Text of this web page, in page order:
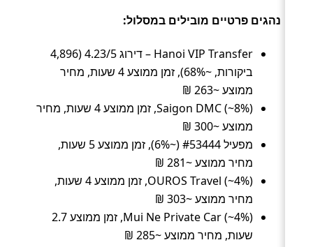
נהגים פרטיים מובילים במסלול:
Hanoi VIP Transfer – דירוג 4.23/5 (4,896
ביקורות, ~68%), זמן ממוצע 4 שעות, מחיר
ממוצע ~263 ₪
Saigon DMC (~8%), זמן ממוצע 4 שעות, מחיר
ממוצע ~300 ₪
מפעיל #53444 (~6%), זמן ממוצע 5 שעות,
מחיר ממוצע ~281 ₪
OUROS Travel (~4%), זמן ממוצע 4 שעות,
מחיר ממוצע ~303 ₪
Mui Ne Private Car (~4%), זמן ממוצע 2.7
שעות, מחיר ממוצע ~285 ₪